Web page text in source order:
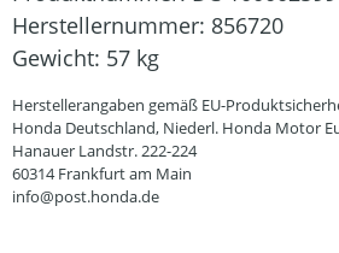
Herstellernummer: 856720
Gewicht: 57 kg
Herstellerangaben gemäß EU-
Honda Deutschland, Niederl. Honda Motor
Hanauer Landstr. 222-224
60314 Frankfurt am Main
info@post.honda.de